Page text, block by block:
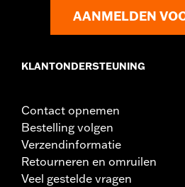
AANMELDEN
KLANTONDERSTEUNING
Contact opnemen
Bestelling volgen
Verzendinformatie
Retourneren en omruilen
Veel gestelde vragen